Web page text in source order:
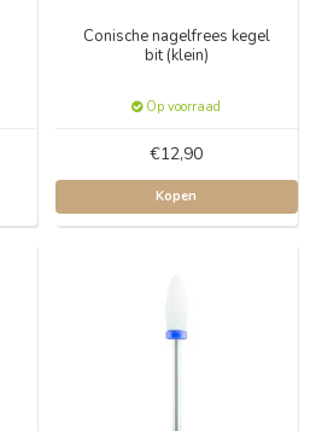
Conische nagelfrees kegel
bit (klein)
Op voorraad
€12,90
Kopen